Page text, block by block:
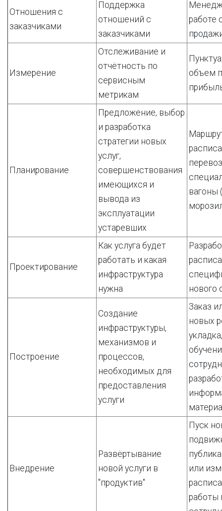
Отношения с
заказчиками
Поддержка
отношений с
заказчиками
работе
Измерение
Отслеживание и
отчётность по
сервисным
метрикам
объем
Планирование
Предложение, выбор
и разработка
стратегии новых
услуг,
совершенствования
имеющихся и
вывода из
эксплуатации
устаревших
вагоны
Проектирование
Как услуга будет
работать и какая
инфраструктура
нужна
нового
Построение
Создание
инфраструктуры,
механизмов и
процессов,
необходимых для
предоставления
услуги
Заказ
новых
Внедрение
Развёртывание
новой услуги в
"продуктив"
Пуск
или
работы